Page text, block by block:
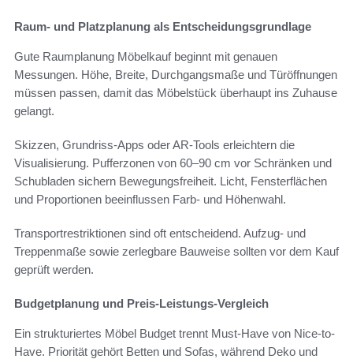
Raum- und Platzplanung als Entscheidungsgrundlage
Gute Raumplanung Möbelkauf beginnt mit genauen
Messungen. Höhe, Breite, Durchgangsmaße und Türöffnungen
müssen passen, damit das Möbelstück überhaupt ins Zuhause
gelangt.
Skizzen, Grundriss-Apps oder AR-Tools erleichtern die
Visualisierung. Pufferzonen von 60–90 cm vor Schränken und
Schubladen sichern Bewegungsfreiheit. Licht, Fensterflächen
und Proportionen beeinflussen Farb- und Höhenwahl.
Transportrestriktionen sind oft entscheidend. Aufzug- und
Treppenmaße sowie zerlegbare Bauweise sollten vor dem Kauf
geprüft werden.
Budgetplanung und Preis-Leistungs-Vergleich
Ein strukturiertes Möbel Budget trennt Must-Have von Nice-to-
Have. Priorität gehört Betten und Sofas, während Deko und